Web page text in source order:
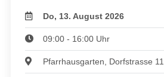
Do, 13. August 2026
09:00 - 16:00 Uhr
Pfarrhausgarten, Dorfstrasse